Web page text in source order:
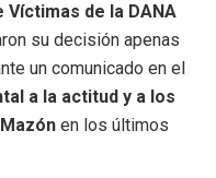
Víctimas de la DANA
su decisión apenas
un comunicado en el
a la actitud y a los
en los últimos